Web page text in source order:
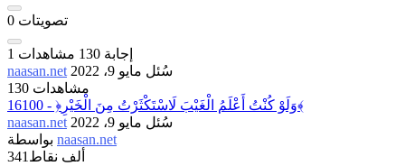
0 تصويتات
1 إجابة 130 مشاهدات
naasan.net
سُئل مايو 9، 2022
130 مشاهدات
16100 - ﴿وَلَوْ كُنْتُ أَعْلَمُ الْغَيْبَ لَاسْتَكْثَرْتُ مِنَ الْخَيْرِ﴾
naasan.net
سُئل مايو 9، 2022
naasan.net
341ألف نقاط